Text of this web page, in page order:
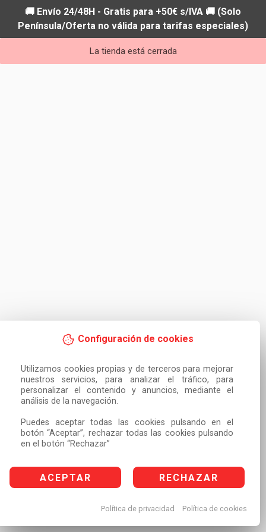
Configuración de cookies
Utilizamos cookies propias y de terceros para mejorar
nuestros servicios, para analizar el tráfico, para
personalizar el contenido y anuncios, mediante el
análisis de la navegación.
Puedes aceptar todas las cookies pulsando en el
botón “Aceptar”, rechazar todas las cookies pulsando
en el botón “Rechazar”
ACEPTAR RECHAZAR
Política de privacidad Política de cookies
🚚 Envío 24/48H - Gratis para +50€ s/IVA 🚚 (Solo
Península/Oferta no válida para tarifas especiales)
La tienda está cerrada